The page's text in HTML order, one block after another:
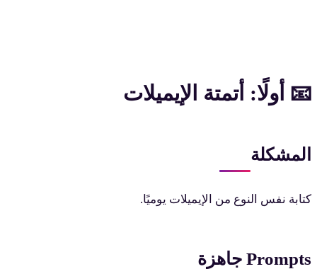
📧 أولًا: أتمتة الإيميلات
المشكلة
كتابة نفس النوع من الإيميلات يوميًا.
Prompts جاهزة